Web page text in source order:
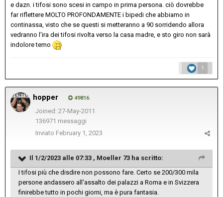
e dazn. i tifosi sono scesi in campo in prima persona. ciò dovrebbe
far riflettere MOLTO PROFONDAMENTE i bipedi che abbiamo in
continassa, visto che se questi si metteranno a 90 sorridendo allora
vedranno l'ira dei tifosi rivolta verso la casa madre, e sto giro non sarà
indolore temo
1
hopper 49816
Joined: 27-May-2011
136971 messaggi
Inviato February 1, 2023
Il 1/2/2023 alle 07:33 , Moeller 73 ha scritto:
I tifosi più che disdire non possono fare. Certo se 200/300 mila
persone andassero all'assalto dei palazzi a Roma e in Svizzera
finirebbe tutto in pochi giorni, ma è pura fantasia.